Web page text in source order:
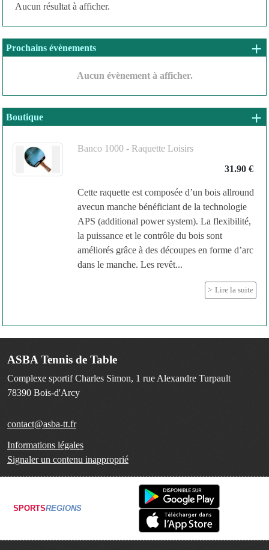
Aucun résultat à afficher.
Prochains évènements
Aucun évènement à afficher.
+
Boutique
Banco 1000 - Raquette Loisirs
31.90 €
Cette raquette est composée d’un bois allround
avecun manche bénéficiant de la technologie
APS (additional power system). La flexibilité,
la puissance et le contrôle du bois sont
améliorés grâce à des découpes en forme d’arc
dans le manche. Les revêt...
Lire la suite
+
ASBA Tennis de Table
Complexe sportif Charles Simon, 1 rue Alexandre Turpault
78390 Bois-d'Arcy
contact@asba-tt.fr
Informations légales
Signaler un contenu inapproprié
SPORTSREGIONS